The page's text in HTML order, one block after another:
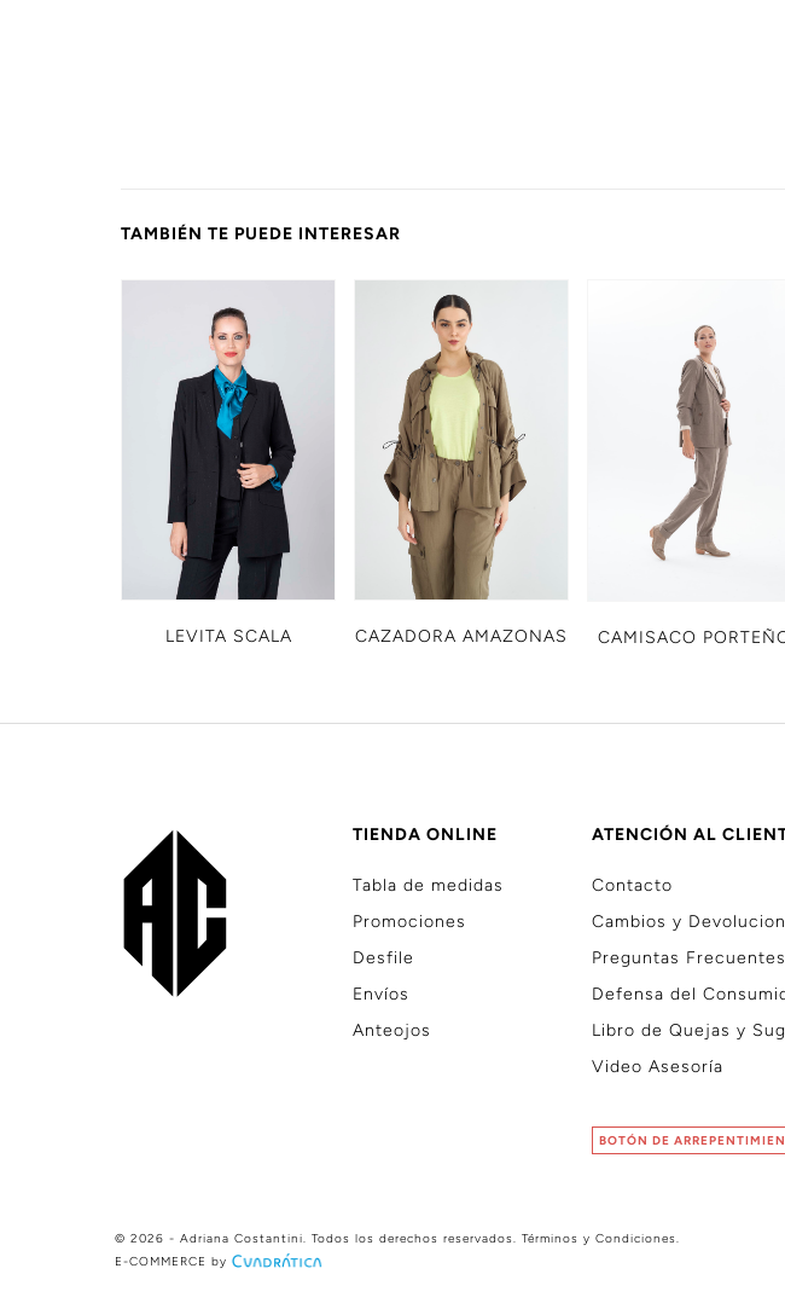
TAMBIÉN TE PUEDE INTERESAR
LEVITA SCALA CAZADORA AMAZONAS CAMISACO
TIENDA ONLINE
Tabla de medidas
Promociones
Desfile
Envíos
Anteojos
ATENCIÓN AL
Contacto
Cambios y
Preguntas Frecuentes
Defensa del
Libro de Quejas y
Video Asesoría
BOTÓN DE
© 2026 - Adriana Costantini. Todos los derechos reservados. Términos y Condiciones.
E-COMMERCE by